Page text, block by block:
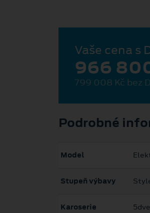
Vaše cena s
966
799 008 Kč bez
Podrobné
Model
Stupeň výbavy
Karoserie